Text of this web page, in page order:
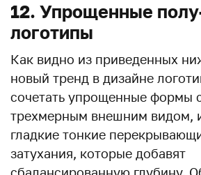
12. Упрощенные
логотипы
Как видно из приведенных
новый тренд в дизайне
сочетать упрощенные формы
трехмерным внешним видом,
гладкие тонкие
затухания, которые добавят